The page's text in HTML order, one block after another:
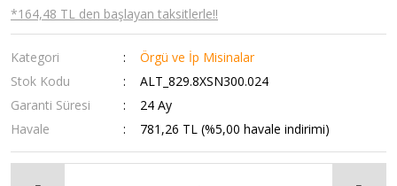
*164,48 TL den başlayan taksitlerle!!
Kategori
Örgü ve İp Misinalar
Stok Kodu
ALT_829.8XSN300.024
Garanti Süresi
24 Ay
Havale
781,26 TL (%5,00 havale indirimi)